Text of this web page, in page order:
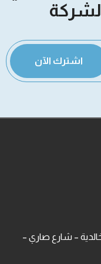
اشترك الآن
– شارع صاري –